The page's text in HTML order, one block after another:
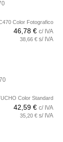
Color Fotografico
46,78 € c/ IVA
38,66 € s/ IVA
Color Standard
42,59 € c/ IVA
35,20 € s/ IVA